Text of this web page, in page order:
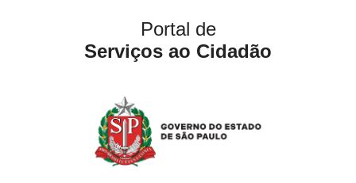
Portal de
Serviços ao Cidadão